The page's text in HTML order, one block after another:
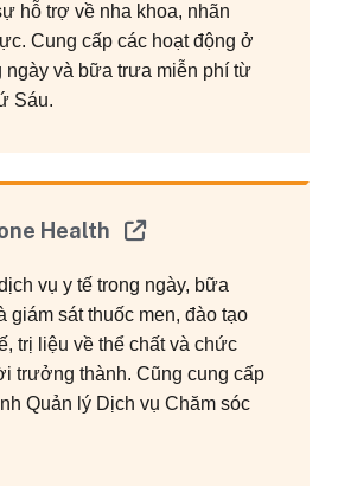
hỗ trợ về nha khoa, nhãn
Cung cấp các hoạt động ở
ngày và bữa trưa miễn phí từ
Sáu.
Health
vụ y tế trong ngày, bữa
giám sát thuốc men, đào tạo
trị liệu về thể chất và chức
trưởng thành. Cũng cung cấp
Quản lý Dịch vụ Chăm sóc